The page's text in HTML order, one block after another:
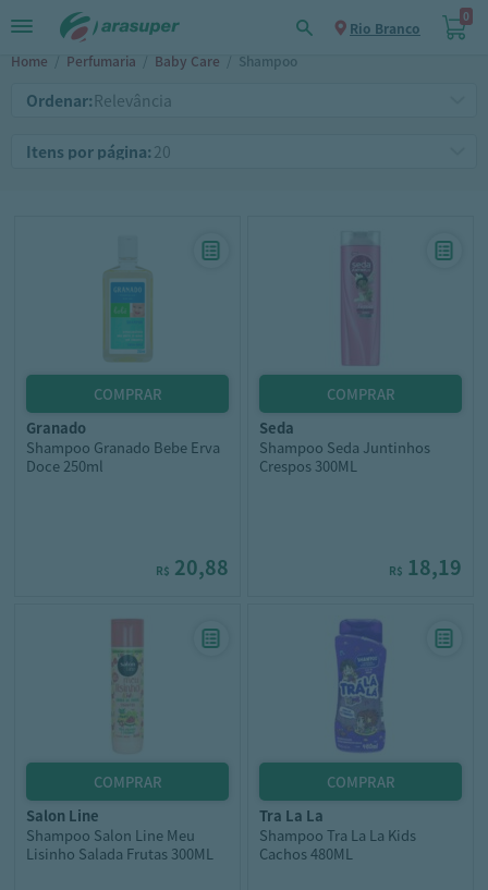
Rio Branco
0
Home / Perfumaria / Baby Care / Shampoo
Ordenar:
Itens por página:
granado
Shampoo Granado Bebe Erva
Doce 250ml
R$ 20,88
seda
Shampoo Seda Juntinhos
Crespos 300ML
R$ 18,19
salon line
Shampoo Salon Line Meu
Lisinho Salada Frutas 300ML
tra la la
Shampoo Tra La La Kids
Cachos 480ML